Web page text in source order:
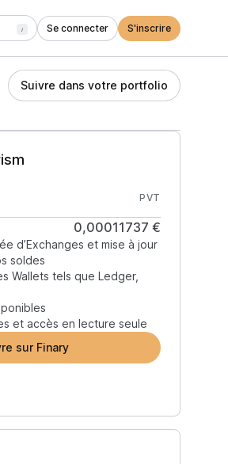
/ Se connecter S'inscrire
Suivre dans votre portfolio
PVT
0,00011737 €
d’Exchanges et mise à jour
soldes
Wallets tels que Ledger,
et accès en lecture seule
sur Finary